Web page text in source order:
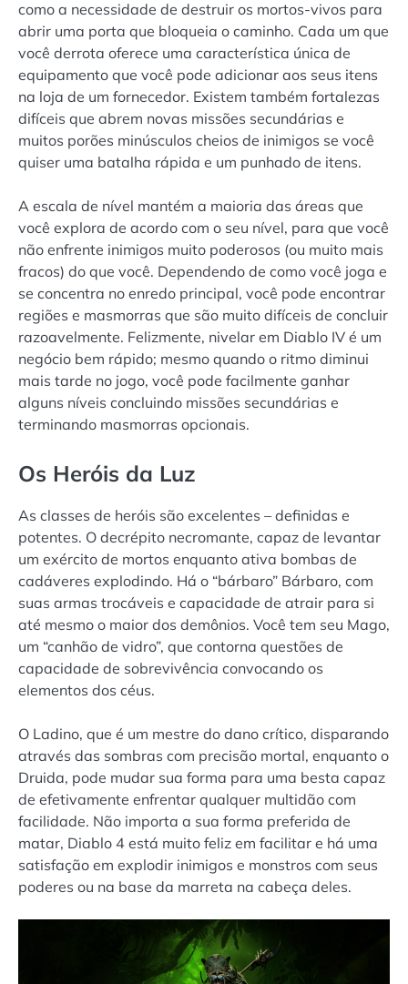
como a necessidade de destruir os mortos-vivos para
abrir uma porta que bloqueia o caminho. Cada um que
você derrota oferece uma característica única de
equipamento que você pode adicionar aos seus itens
na loja de um fornecedor. Existem também fortalezas
difíceis que abrem novas missões secundárias e
muitos porões minúsculos cheios de inimigos se você
quiser uma batalha rápida e um punhado de itens.
A escala de nível mantém a maioria das áreas que
você explora de acordo com o seu nível, para que você
não enfrente inimigos muito poderosos (ou muito mais
fracos) do que você. Dependendo de como você joga e
se concentra no enredo principal, você pode encontrar
regiões e masmorras que são muito difíceis de concluir
razoavelmente. Felizmente, nivelar em Diablo IV é um
negócio bem rápido; mesmo quando o ritmo diminui
mais tarde no jogo, você pode facilmente ganhar
alguns níveis concluindo missões secundárias e
terminando masmorras opcionais.
Os Heróis da Luz
As classes de heróis são excelentes – definidas e
potentes. O decrépito necromante, capaz de levantar
um exército de mortos enquanto ativa bombas de
cadáveres explodindo. Há o “bárbaro” Bárbaro, com
suas armas trocáveis e capacidade de atrair para si
até mesmo o maior dos demônios. Você tem seu Mago,
um “canhão de vidro”, que contorna questões de
capacidade de sobrevivência convocando os
elementos dos céus.
O Ladino, que é um mestre do dano crítico, disparando
através das sombras com precisão mortal, enquanto o
Druida, pode mudar sua forma para uma besta capaz
de efetivamente enfrentar qualquer multidão com
facilidade. Não importa a sua forma preferida de
matar, Diablo 4 está muito feliz em facilitar e há uma
satisfação em explodir inimigos e monstros com seus
poderes ou na base da marreta na cabeça deles.